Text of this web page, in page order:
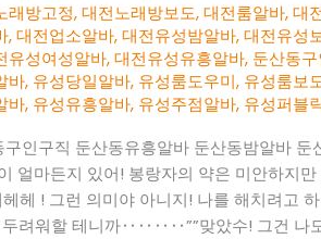
래방고정,대전노래방보도,대전룸알바,대
,대전업소알바,대전유성밤알바,대전유성
유성여성알바,대전유성유흥알바, 둔산동
바, 유성당일알바, 유성룸도우미, 유성룸보
바, 유성유흥알바, 유성주점알바, 유성퍼블
인구직 둔산동유흥알바 둔산동밤알바
얼마든지 있어! 봉랑자의 약은 미안하지
헤 ! 그런 의미야 아니지! 나를 해치려고
두려워할 테니까‥‥‥‥””맞았수! 그건